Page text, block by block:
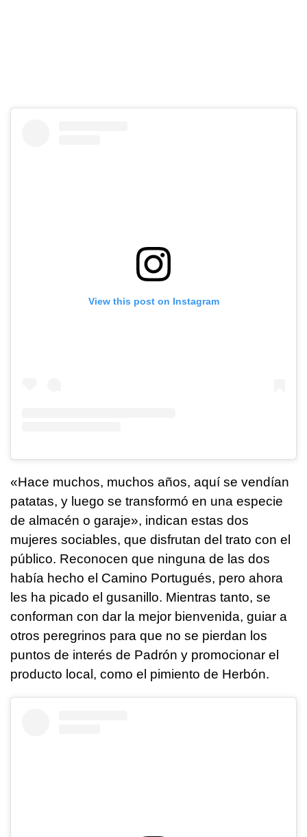
View this post on Instagram
«Hace muchos, muchos años, aquí se vendían
patatas, y luego se transformó en una especie
de almacén o garaje», indican estas dos
mujeres sociables, que disfrutan del trato con el
público. Reconocen que ninguna de las dos
había hecho el Camino Portugués, pero ahora
les ha picado el gusanillo. Mientras tanto, se
conforman con dar la mejor bienvenida, guiar a
otros peregrinos para que no se pierdan los
puntos de interés de Padrón y promocionar el
producto local, como el pimiento de Herbón.